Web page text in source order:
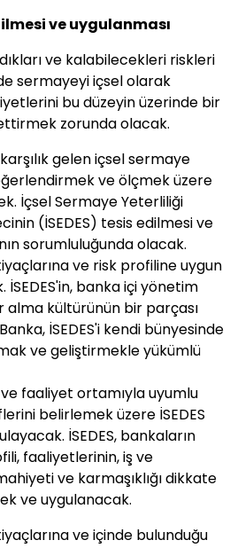
ve uygulanması
ve kalabilecekleri riskleri
sermayeyi içsel olarak
bu düzeyin üzerinde bir
zorunda olacak.
gelen içsel sermaye
ve ölçmek üzere
İçsel Sermaye Yeterliliği
(İSEDES) tesis edilmesi ve
sorumluluğunda olacak.
ve risk profiline uygun
banka içi yönetim
alma kültürünün bir parçası
İSEDES'i kendi bünyesinde
ve geliştirmekle yükümlü
faaliyet ortamıyla uyumlu
belirlemek üzere İSEDES
İSEDES, bankaların
faaliyetlerinin, iş ve
ve karmaşıklığı dikkate
ve uygulanacak.
ve içinde bulunduğu